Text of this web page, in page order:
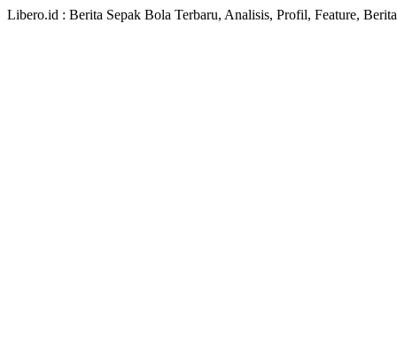
Libero.id : Berita Sepak Bola Terbaru, Analisis, Profil, Feature,